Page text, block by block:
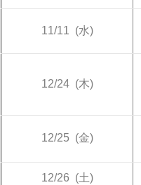
11/11 (水)
12/24 (木)
12/25 (金)
12/26 (土)